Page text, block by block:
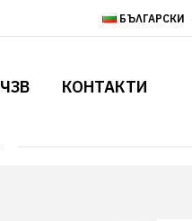
БЪЛГАРСКИ
ЧЗВ КОНТАКТИ